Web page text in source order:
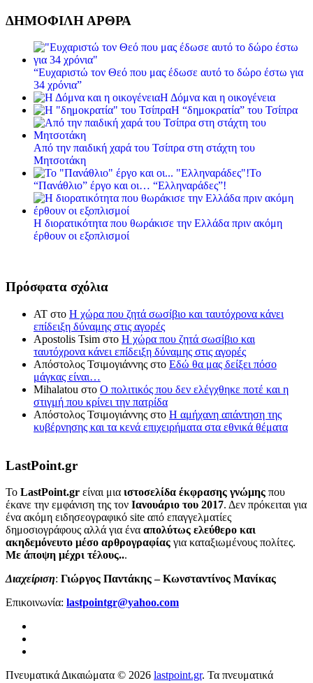
ΔΗΜΟΦΙΛΗ ΑΡΘΡΑ
“Ευχαριστώ τον Θεό που μας έδωσε αυτό το δώρο έστω για
34 χρόνια”
Η Δόμνα και η οικογένεια
Η “δημοκρατία” του Τσίπρα
Από την παιδική χαρά του Τσίπρα στη στάχτη του
Μητσοτάκη
Το
“Πανάθλιο” έργο και οι… “Ελληναράδες”!
Η διορατικότητα που θωράκισε την Ελλάδα πριν ακόμη
έρθουν οι εξοπλισμοί
Πρόσφατα σχόλια
ΑΤ στο Η χώρα που ζητά σωσίβιο και ταυτόχρονα κάνει
επίδειξη δύναμης στις αγορές
Apostolis Tsim στο Η χώρα που ζητά σωσίβιο και
ταυτόχρονα κάνει επίδειξη δύναμης στις αγορές
Απόστολος Τσιμογιάννης στο Εδώ θα μας δείξει πόσο
μάγκας είναι…
Mihalatou στο Ο πολιτικός που δεν ελέγχθηκε ποτέ και η
στιγμή που κρίνει την πατρίδα
Απόστολος Τσιμογιάννης στο Η αμήχανη απάντηση της
κυβέρνησης και τα κενά επιχειρήματα στα εθνικά θέματα
LastPoint.gr
To LastPoint.gr είναι μια ιστοσελίδα έκφρασης γνώμης που
έκανε την εμφάνιση της τον Ιανουάριο του 2017. Δεν πρόκειται για
ένα ακόμη ειδησεογραφικό site από επαγγελματίες
δημοσιογράφους αλλά για ένα απολύτως ελεύθερο και
ακηδεμόνευτο μέσο αρθρογραφίας για καταξιωμένους πολίτες.
Με άποψη μέχρι τέλους...
Διαχείριση: Γιώργος Παντάκης – Κωνσταντίνος Μανίκας
Επικοινωνία: lastpointgr@yahoo.com
Πνευματικά Δικαιώματα © 2026 lastpoint.gr. Τα πνευματικά